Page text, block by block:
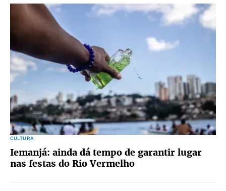
CULTURA
Iemanjá: ainda dá tempo de garantir lugar
nas festas do Rio Vermelho